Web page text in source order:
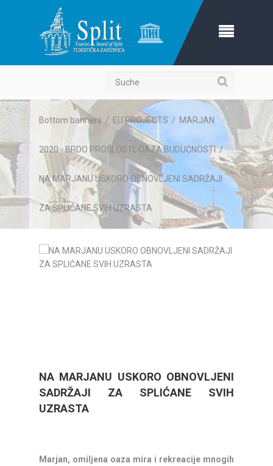
Suche
Bottom banners / EU PROJECTS / MARJAN
2020 - BRDO PROŠLOSTI, OAZA BUDUĆNOSTI/
NA MARJANU USKORO OBNOVLJENI SADRŽAJI
ZA SPLIĆANE SVIH UZRASTA
NA MARJANU USKORO OBNOVLJENI
SADRŽAJI ZA SPLIĆANE SVIH
UZRASTA
Marjan, omiljena oaza mira i rekreacije mnogih